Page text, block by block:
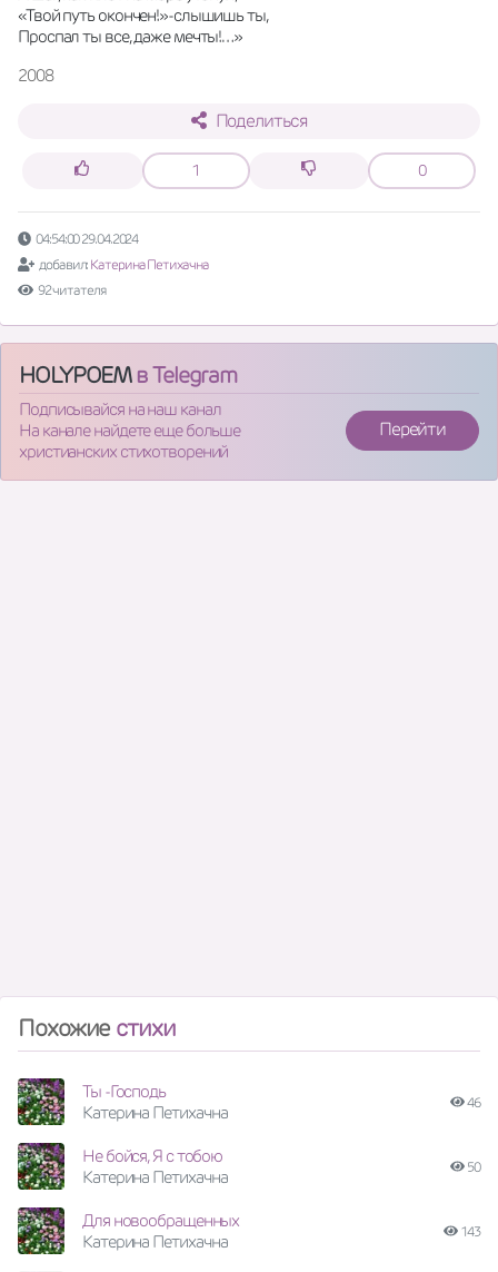
«Твой путь окончен!»-слышишь ты,
Проспал ты все, даже мечты!…»
2008
Поделиться
1 0
04:54:00 29.04.2024
добавил: Катерина Петихачна
92 читателя
HOLYPOEMв Telegram
Подписывайся на наш канал
На канале найдете еще больше
христианских стихотворений
Перейти
Похожие стихи
Ты -Господь
Катерина Петихачна
46
Не бойся, Я с тобою
Катерина Петихачна
50
Для новообращенных
Катерина Петихачна
143